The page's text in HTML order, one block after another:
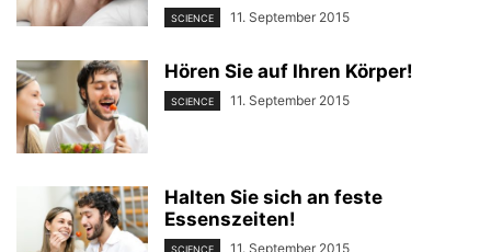
SCIENCE 11. September 2015
Hören Sie auf Ihren Körper!
SCIENCE 11. September 2015
Halten Sie sich an feste
Essenszeiten!
11. September 2015